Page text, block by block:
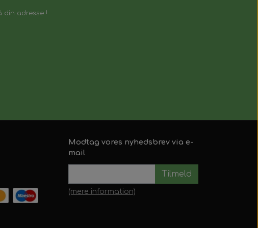
din adresse !
Modtag vores nyhedsbrev via e-
mail
Tilmeld
(mere information)